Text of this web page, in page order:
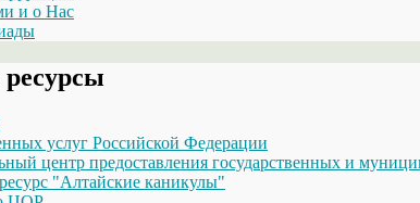
и о Нас
услуг Российской Федерации
центр предоставления государственных и
"Алтайские каникулы"